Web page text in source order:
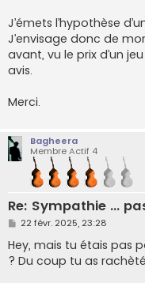
J’émets l’hypothèse
J’envisage donc de
avant, vu le prix d’un
avis.
Merci.
Bagheera
Membre Actif 4
Re: Sympathie ...
M
s
s
a
22 févr. 2025, 23:28
Hey, mais tu étais pas
? Du coup tu as